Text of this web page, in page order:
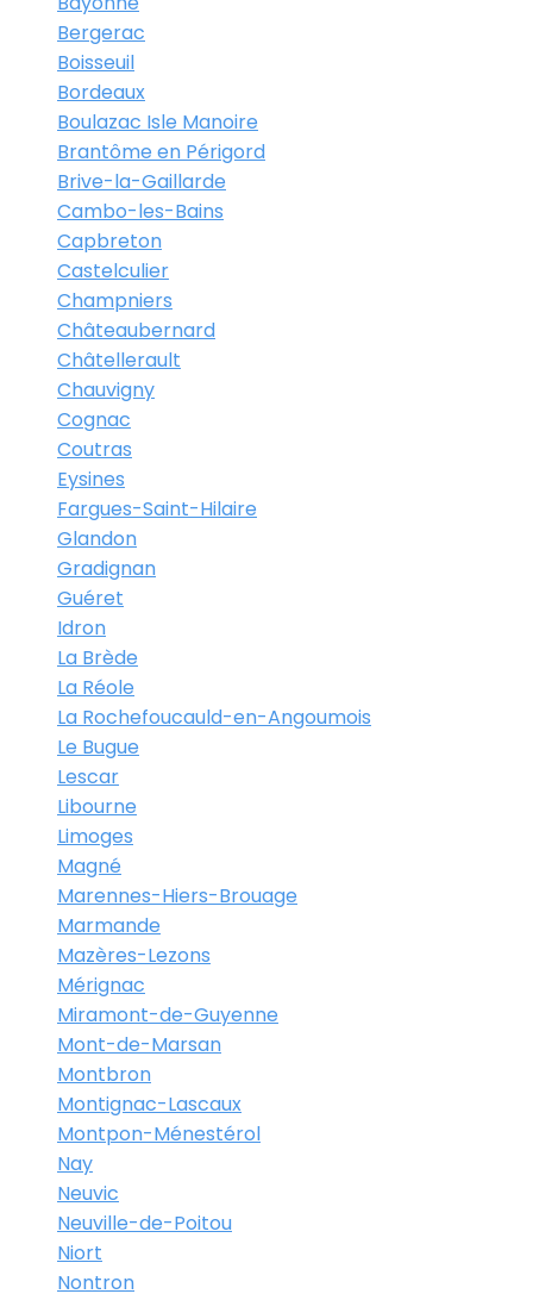
Bergerac
Boisseuil
Bordeaux
Boulazac Isle Manoire
Brantôme en Périgord
Brive-la-Gaillarde
Cambo-les-Bains
Capbreton
Castelculier
Champniers
Châteaubernard
Châtellerault
Chauvigny
Cognac
Coutras
Eysines
Fargues-Saint-Hilaire
Glandon
Gradignan
Guéret
Idron
La Brède
La Réole
La Rochefoucauld-en-Angoumois
Le Bugue
Lescar
Libourne
Limoges
Magné
Marennes-Hiers-Brouage
Marmande
Mazères-Lezons
Mérignac
Miramont-de-Guyenne
Mont-de-Marsan
Montbron
Montignac-Lascaux
Montpon-Ménestérol
Nay
Neuvic
Neuville-de-Poitou
Niort
Nontron